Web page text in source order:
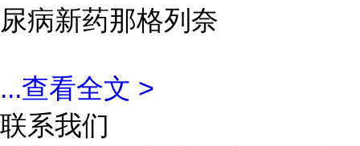
尿病新药那格列奈
...查看全文 >
联系我们